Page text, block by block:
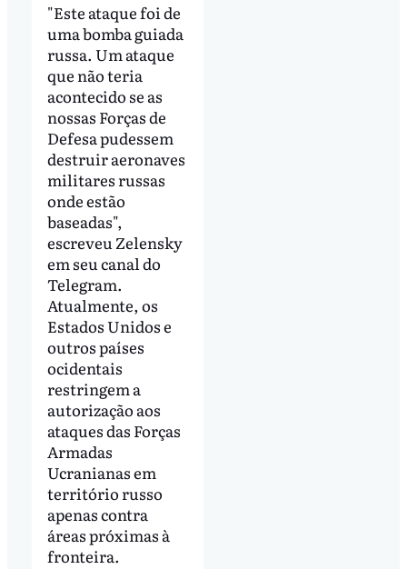
"Este ataque foi de
uma bomba guiada
russa. Um ataque
que não teria
acontecido se as
nossas Forças de
Defesa pudessem
destruir aeronaves
militares russas
onde estão
baseadas",
escreveu Zelensky
em seu canal do
Telegram.
Atualmente, os
Estados Unidos e
outros países
ocidentais
restringem a
autorização aos
ataques das Forças
Armadas
Ucranianas em
território russo
apenas contra
áreas próximas à
fronteira.